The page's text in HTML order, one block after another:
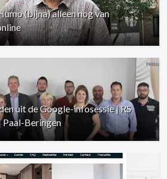
(bijna) alleen nog van
uit de Google-infosessie | RS
Paal-Beringen